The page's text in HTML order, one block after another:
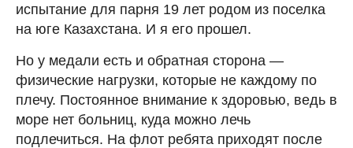
испытание для парня 19 лет родом из поселка
на юге Казахстана. И я его прошел.
Но у медали есть и обратная сторона —
физические нагрузки, которые не каждому по
плечу. Постоянное внимание к здоровью, ведь в
море нет больниц, куда можно лечь
подлечиться. На флот ребята приходят после